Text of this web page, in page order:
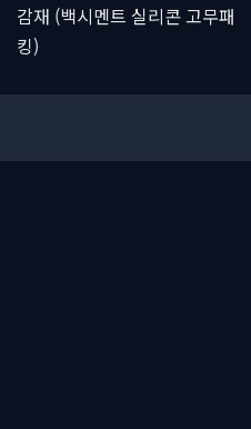
감재 (백시멘트 실리콘 고무패
킹)